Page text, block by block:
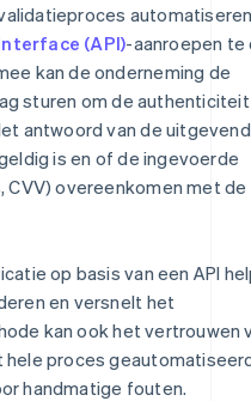
(API)-aanroepen te
kan de onderneming de
sturen om de
antwoord van de
is en of de ingevoerde
overeenkomen met de
op basis van een API
en versnelt het
kan ook het vertrouwen
proces
handmatige fouten.